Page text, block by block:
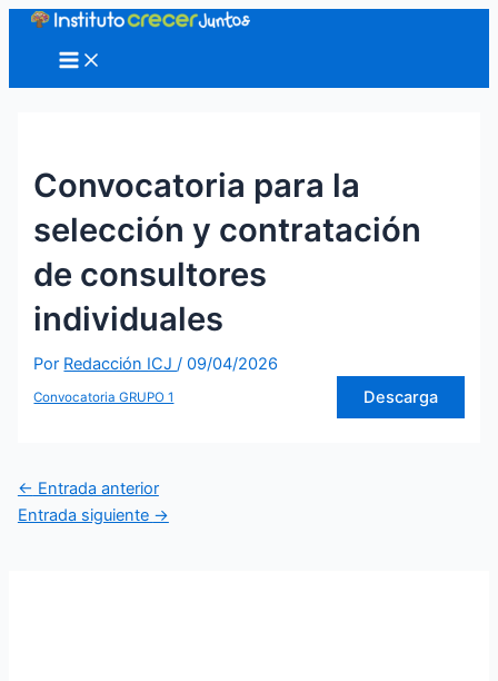
contenido
Main
Menu
Convocatoria para la
selección y contratación
de consultores
individuales
Por Redacción ICJ/09/04/2026
Convocatoria GRUPO 1 Descarga
Navegación
de
← Entrada anterior
Entrada siguiente →